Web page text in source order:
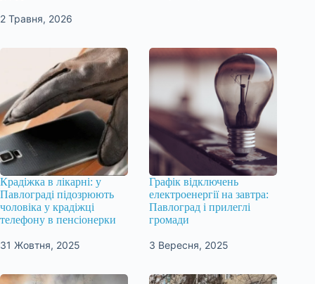
2 Травня, 2026
Крадіжка в лікарні: у
Павлограді підозрюють
чоловіка у крадіжці
телефону в пенсіонерки
31 Жовтня, 2025
Графік відключень
електроенергії на завтра:
Павлоград і прилеглі
громади
3 Вересня, 2025